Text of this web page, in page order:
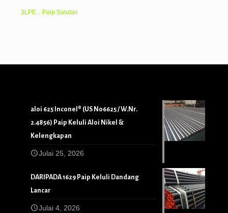
3LPE，Paip Salutan
aloi 625 Inconel® (US N06625 / W.Nr.
2.4856) Paip Keluli Aloi Nikel &
Kelengkapan
Julai 25, 2026
DARIPADA 1629 Paip Keluli Dandang
Lancar
Julai 4, 2026